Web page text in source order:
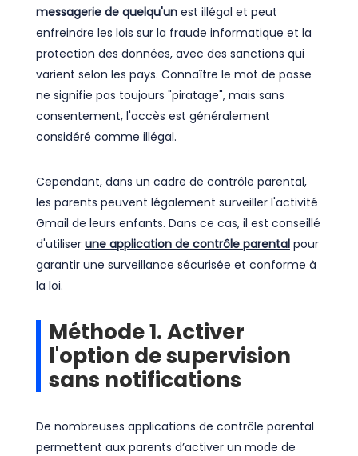
messagerie de quelqu'un est illégal et peut
enfreindre les lois sur la fraude informatique et la
protection des données, avec des sanctions qui
varient selon les pays. Connaître le mot de passe
ne signifie pas toujours "piratage", mais sans
consentement, l'accès est généralement
considéré comme illégal.
Cependant, dans un cadre de contrôle parental,
les parents peuvent légalement surveiller l'activité
Gmail de leurs enfants. Dans ce cas, il est conseillé
d'utiliser une application de contrôle parental pour
garantir une surveillance sécurisée et conforme à
la loi.
Méthode 1. Activer
l'option de supervision
sans notifications
De nombreuses applications de contrôle parental
permettent aux parents d’activer un mode de